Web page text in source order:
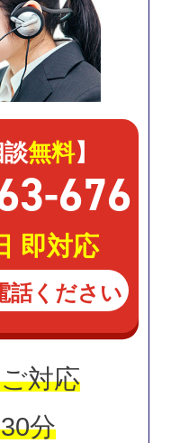
無料】
-676
即対応
話ください
対応
分